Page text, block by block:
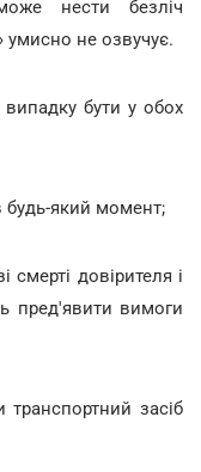
нести безліч
умисно не озвучує.
бути у обох
будь-який момент;
смерті довірителя і
пред'явити вимоги
засіб